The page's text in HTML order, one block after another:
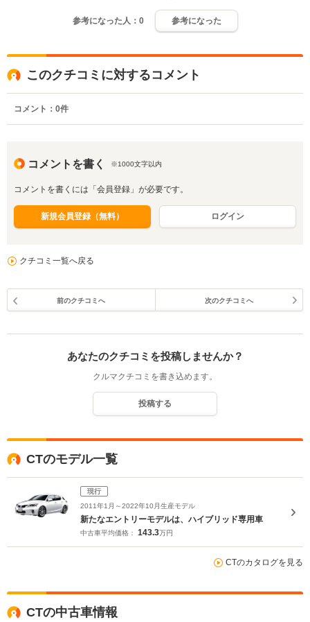
参考になった人： 0 参考になった
このクチコミに対するコメント
コメント： 0件
コメントを書く ※1000文字以内
コメントを書くには「会員登録」が必要です。
新規会員登録（無料） ログイン
クチコミ一覧へ戻る
前のクチコミへ 次のクチコミへ
あなたのクチコミを投稿しませんか？
クルマクチコミを書き込めます。
投稿する
CTのモデル一覧
現行
2011年1月～2022年10月生産モデル
新たなエントリーモデルは、ハイブリッド専用車
中古車平均価格： 143.3万円
CTのカタログを見る
CTの中古車情報